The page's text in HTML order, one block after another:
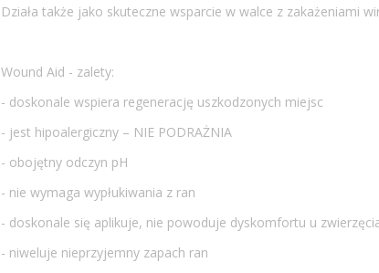
Działa także jako skuteczne wsparcie w walce z zakażeniami
Wound Aid - zalety:
- doskonale wspiera regenerację uszkodzonych miejsc
- jest hipoalergiczny – NIE PODRAŻNIA
- obojętny odczyn pH
- nie wymaga wypłukiwania z ran
- doskonale się aplikuje, nie powoduje dyskomfortu u
- niweluje nieprzyjemny zapach ran